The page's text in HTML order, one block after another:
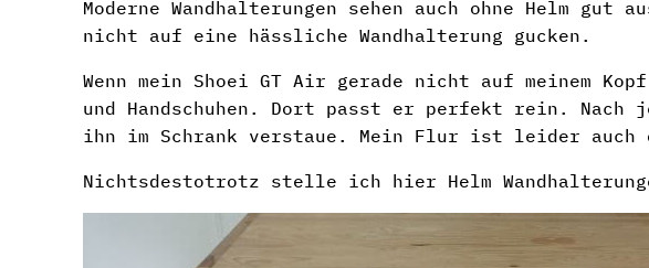
Moderne Wandhalterungen sehen auch ohne Helm
nicht auf eine hässliche Wandhalterung gucken.
Wenn mein Shoei GT Air gerade nicht auf meinem
und Handschuhen. Dort passt er perfekt rein.
ihn im Schrank verstaue. Mein Flur ist leider auch
Nichtsdestotrotz stelle ich hier Helm